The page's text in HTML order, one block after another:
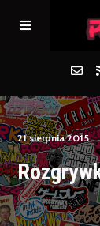
Główna
Archiwum
FAQs
21 sierpnia 2015